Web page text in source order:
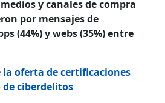
y canales de compra
por mensajes de
(44%) y webs (35%) entre
la oferta de certificaciones
ciberdelitos